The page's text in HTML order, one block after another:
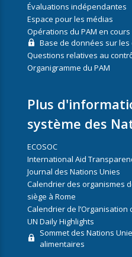
Évaluations indépendantes
Espace pour les médias
Opérations du PAM en cours
Base de données sur
Questions relatives au
Organigramme du PAM
Plus
système des
ECOSOC
International Aid
Journal des Nations Unies
Calendrier des organismes
siège à Rome
Calendrier de l’Organisation
UN Daily Highlights
Sommet des Nations
alimentaires